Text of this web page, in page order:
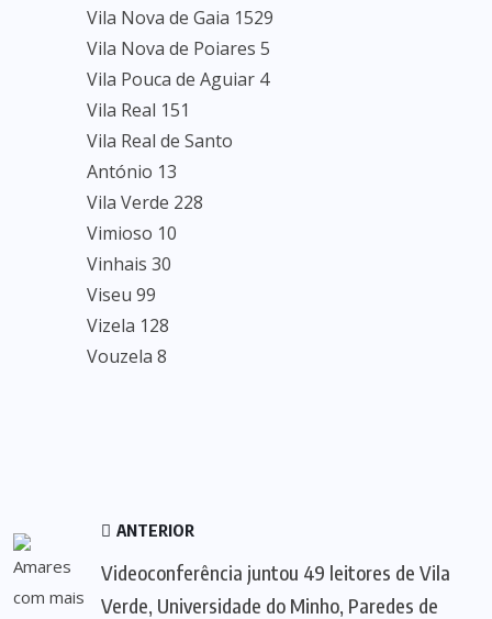
Vila Nova de Gaia 1529
Vila Nova de Poiares 5
Vila Pouca de Aguiar 4
Vila Real 151
Vila Real de Santo
António 13
Vila Verde 228
Vimioso 10
Vinhais 30
Viseu 99
Vizela 128
Vouzela 8
ANTERIOR
Videoconferência juntou 49 leitores de Vila
Verde, Universidade do Minho, Paredes de